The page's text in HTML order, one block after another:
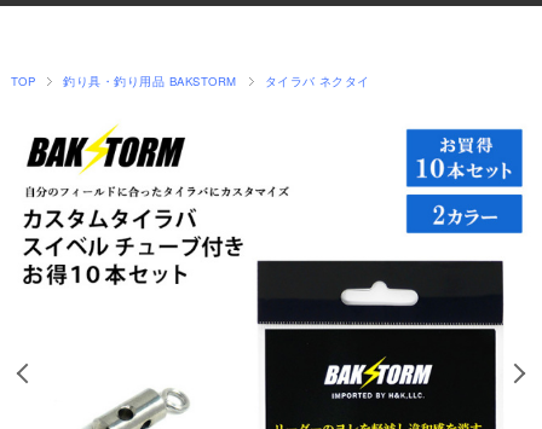
TOP 釣り具・釣り用品 BAKSTORM タイラバ ネクタイ